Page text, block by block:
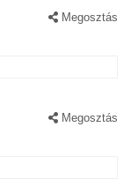
Megosztás
Megosztás